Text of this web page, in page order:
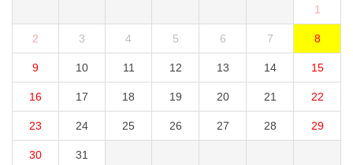
1
2 3 4 5 6 7 8
9 10 11 12 13 14 15
16 17 18 19 20 21 22
23 24 25 26 27 28 29
30 31